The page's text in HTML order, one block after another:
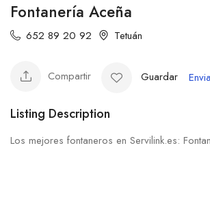
Fontanería Aceña
652 89 20 92 Tetuán
Compartir Guardar
Listing Description
Los mejores fontaneros en Servilink.es: